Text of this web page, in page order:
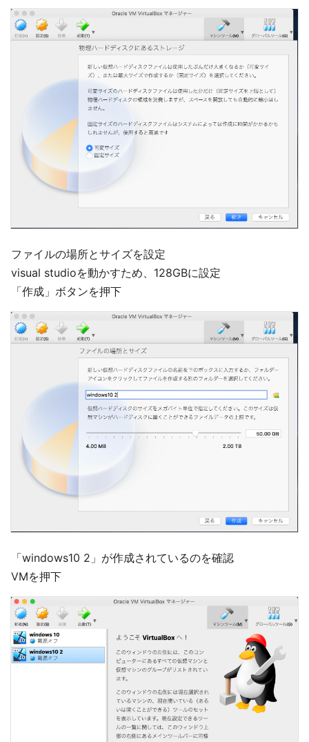
ファイルの場所とサイズを設定
visual studioを動かすため、128GBに設定
「作成」ボタンを押下
「windows10 2」が作成されているのを確認
VMを押下